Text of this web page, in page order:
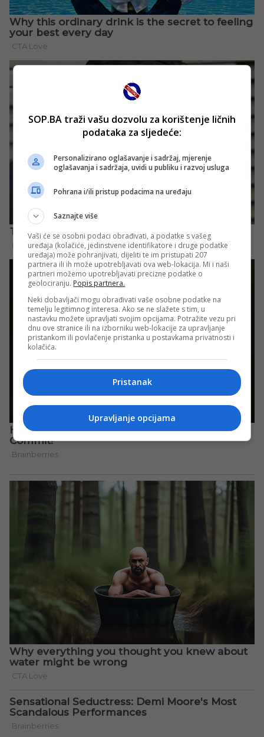
SOP.BA traži vašu dozvolu za korištenje ličnih
podataka za sljedeće:
Personalizirano oglašavanje i sadržaj, mjerenje
oglašavanja i sadržaja, uvidi u publiku i razvoj usluga
Pohrana i/ili pristup podacima na uređaju
Saznajte više
Vaši će se osobni podaci obrađivati, a podatke s vašeg
uređaja (kolačiće, jedinstvene identifikatore i druge podatke
uređaja) može pohranjivati, dijeliti te im pristupati 207
partnera ili ih može upotrebljavati ova web-lokacija. Mi i naši
partneri možemo upotrebljavati precizne podatke o
geolociranju. Popis partnera.
Neki dobavljači mogu obrađivati vaše osobne podatke na
temelju legitimnog interesa. Ako se ne slažete s tim, u
nastavku možete upravljati svojim opcijama. Potražite vezu pri
dnu ove stranice ili na izborniku web-lokacije za upravljanje
pristankom ili povlačenje pristanka u postavkama privatnosti i
kolačića.
Pristanak
Upravljanje opcijama